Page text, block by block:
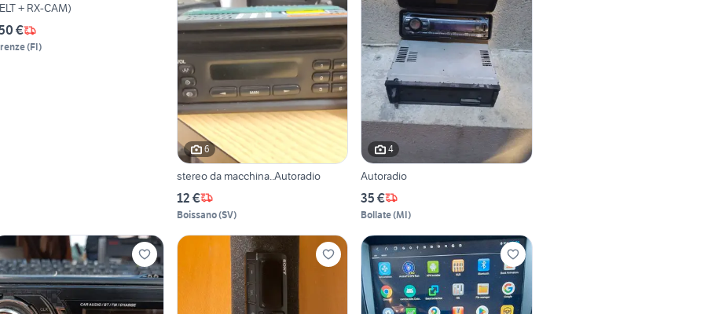
+ RX-CAM)
€
(FI)
6
stereo da macchina..Autoradio
12 €
Boissano(SV)
4
Autoradio
35 €
Bollate(MI)